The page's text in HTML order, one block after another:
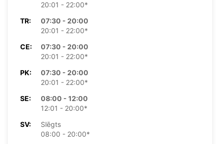
20:01 - 22:00*
TR:
07:30 - 20:00
20:01 - 22:00*
CE:
07:30 - 20:00
20:01 - 22:00*
PK:
07:30 - 20:00
20:01 - 22:00*
SE:
08:00 - 12:00
12:01 - 20:00*
SV:
Slēgts
08:00 - 20:00*